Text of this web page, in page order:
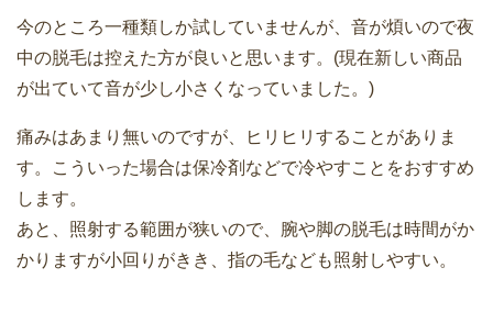
今のところ一種類しか試していませんが、音が煩いので夜
中の脱毛は控えた方が良いと思います。(現在新しい商品
が出ていて音が少し小さくなっていました。)
痛みはあまり無いのですが、ヒリヒリすることがありま
す。こういった場合は保冷剤などで冷やすことをおすすめ
します。
あと、照射する範囲が狭いので、腕や脚の脱毛は時間がか
かりますが小回りがきき、指の毛なども照射しやすい。